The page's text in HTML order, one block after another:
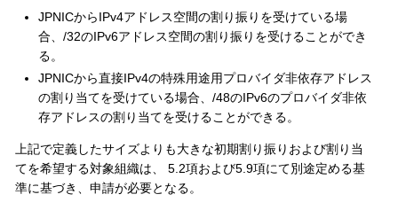
JPNICからIPv4アドレス空間の割り振りを受けている場
合、/32のIPv6アドレス空間の割り振りを受けることができ
る。
JPNICから直接IPv4の特殊用途用プロバイダ非依存アドレス
の割り当てを受けている場合、/48のIPv6のプロバイダ非依
存アドレスの割り当てを受けることができる。
上記で定義したサイズよりも大きな初期割り振りおよび割り当
てを希望する対象組織は、 5.2項および5.9項にて別途定める基
準に基づき、申請が必要となる。